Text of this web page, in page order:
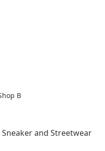
B
Sneaker and Streetwear